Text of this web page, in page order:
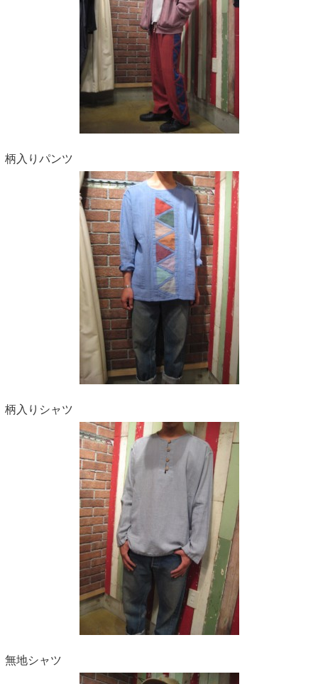
柄入りパンツ
柄入りシャツ
無地シャツ